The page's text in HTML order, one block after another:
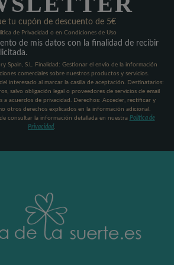
tu cupón de descuento de 5€
de Privacidad o en Condiciones de Uso
de mis datos con la finalidad de recibir
Spain, S.L. Finalidad: Gestionar el envío de la información
comerciales sobre nuestros productos y servicios.
interesado al marcar la casilla de aceptación. Destinatarios:
salvo obligación legal o proveedores de servicios de email
a acuerdos de privacidad. Derechos: Acceder, rectificar y
otros derechos explicados en la información adicional.
consultar la información detallada en nuestra Política de
Privacidad